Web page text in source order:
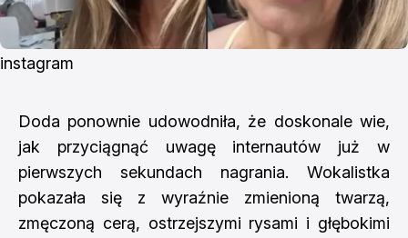
instagram
Doda ponownie udowodniła, że doskonale wie,
jak przyciągnąć uwagę internautów już w
pierwszych sekundach nagrania. Wokalistka
pokazała się z wyraźnie zmienioną twarzą,
zmęczoną cerą, ostrzejszymi rysami i głębokimi